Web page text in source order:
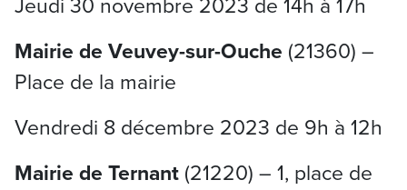
Jeudi 30 novembre 2023 de 14h à 17h
Mairie de Veuvey-sur-Ouche (21360) –
Place de la mairie
Vendredi 8 décembre 2023 de 9h à 12h
Mairie de Ternant (21220) – 1, place de